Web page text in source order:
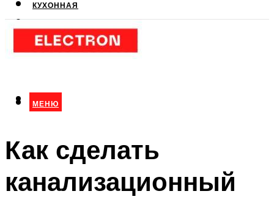
КУХОННАЯ
КЛИМАТИЧЕСКАЯ
МЕНЮ
МЕНЮ
Как сделать
канализационный